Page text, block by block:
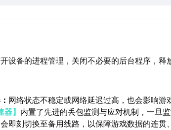
设备的进程管理，关闭不必要的后台程序，释
网络状态不稳定或网络延迟过高，也会影响游
】 内置了先进的丢包监测与应对机制，一旦
即刻切换至备用线路，以保障游戏数据的连贯